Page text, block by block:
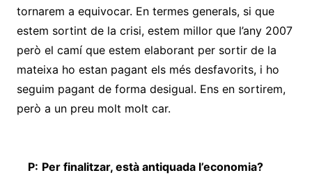
tornarem a equivocar. En termes generals, si que
estem sortint de la crisi, estem millor que l’any 2007
però el camí que estem elaborant per sortir de la
mateixa ho estan pagant els més desfavorits, i ho
seguim pagant de forma desigual. Ens en sortirem,
però a un preu molt molt car.
P: Per finalitzar, està antiquada l’economia?